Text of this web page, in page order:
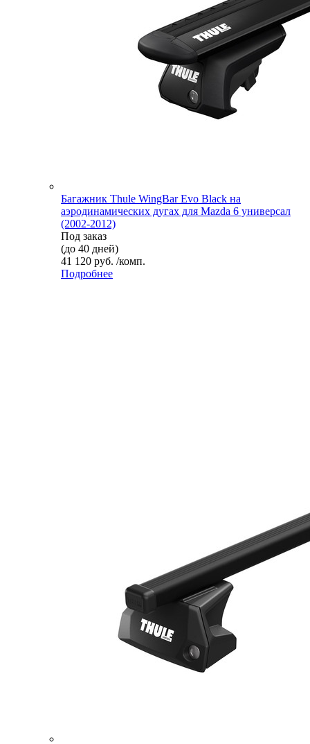
Багажник Thule WingBar Evo Black на
аэродинамических дугах для Mazda 6 универсал
(2002-2012)
Под заказ
(до 40 дней)
41 120 руб. /комп.
Подробнее